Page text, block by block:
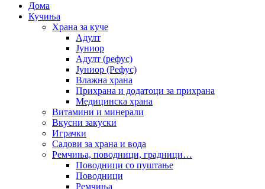
Дома
Кучиња
Храна за куче
Адулт
Јуниор
Адулт (рефус)
Јуниор (Рефус)
Влажна храна
Прихрана и додатоци за прихрана
Медицинска храна
Витамини и минерали
Вкусни закуски
Играчки
Садови за храна и вода
Ремчиња, поводници, градници…
Поводници со пуштање
Поводници
Ремчиња